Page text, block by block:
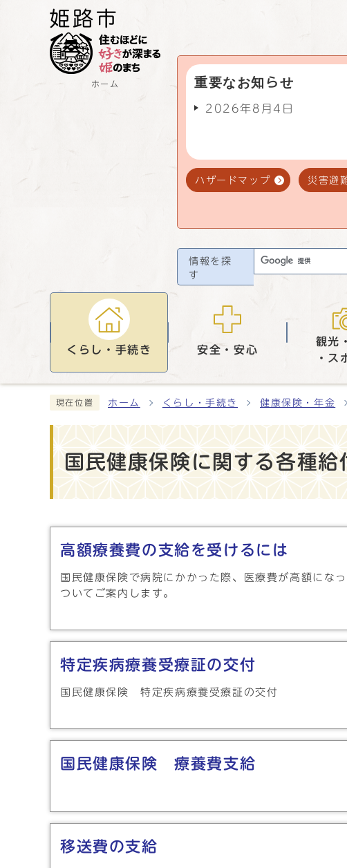
ホーム 重要なお知らせ
2026年8月4日
ハザードマップ 災害避
情報を探
す
くらし・手続き 安全・安心
観光
・ス
現在位置 ホーム くらし・手続き 健康保険・年金
国民健康保険に関する各種給
高額療養費の支給を受けるには
国民健康保険で病院にかかった際、医療費が高額にな
ついてご案内します。
特定疾病療養受療証の交付
国民健康保険 特定疾病療養受療証の交付
国民健康保険 療養費支給
移送費の支給